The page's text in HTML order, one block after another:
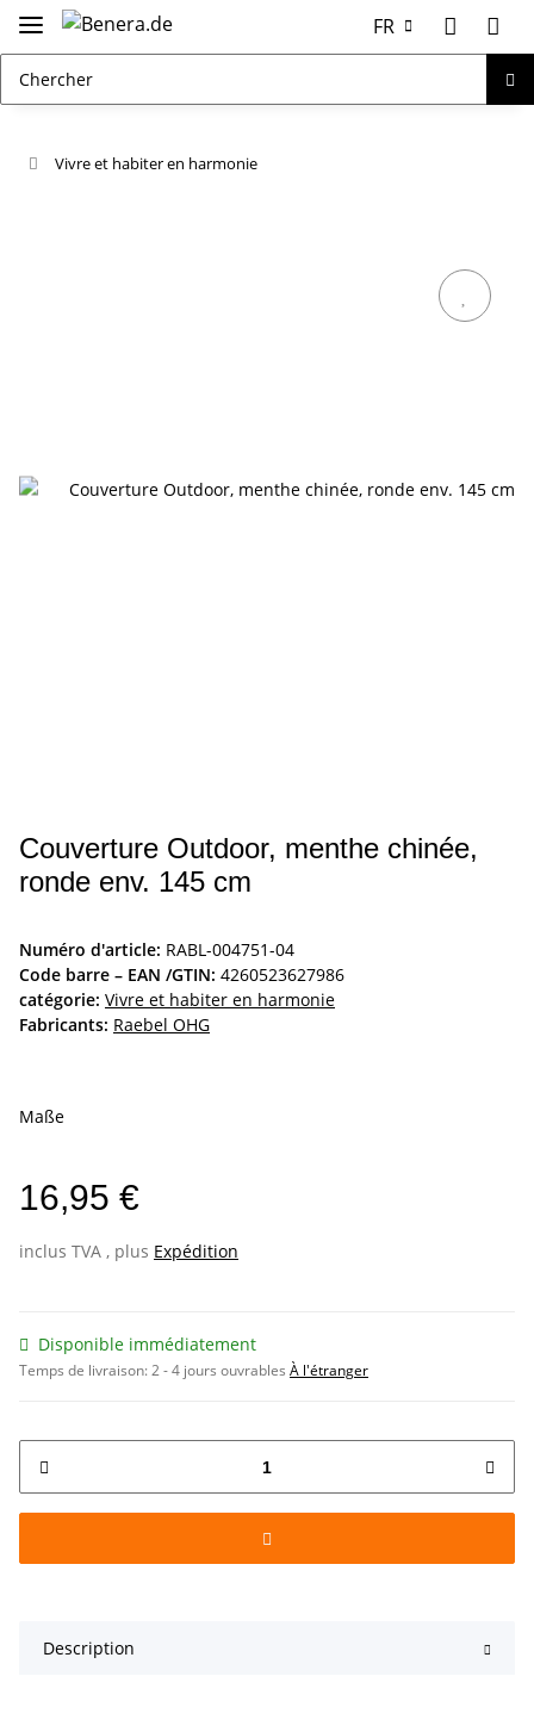
FR
Vivre et habiter en harmonie
Couverture Outdoor, menthe chinée,
ronde env. 145 cm
Numéro d'article: RABL-004751-04
Code barre – EAN /GTIN: 4260523627986
catégorie: Vivre et habiter en harmonie
Fabricants: Raebel OHG
Maße
16,95 €
inclus TVA , plus Expédition
Disponible immédiatement
Temps de livraison:2 - 4 jours ouvrables À l'étranger
Description